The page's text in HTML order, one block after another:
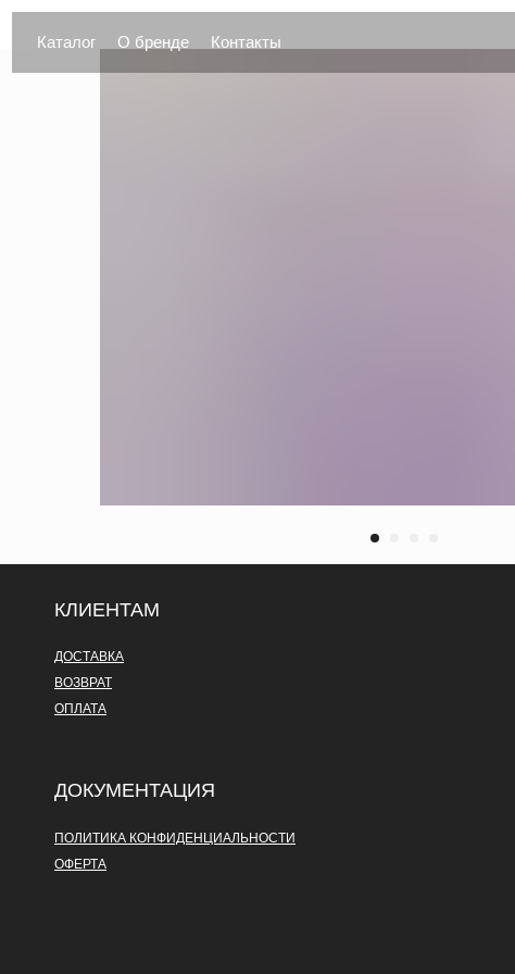
Контакты
О бренде
Каталог
КЛИЕНТАМ
ДОСТАВКА
ВОЗВРАТ
ПОЛИТИКА КОНФИДЕНЦИАЛЬНОСТИ
ОФЕРТА
ДОКУМЕНТАЦИЯ
ОПЛАТА